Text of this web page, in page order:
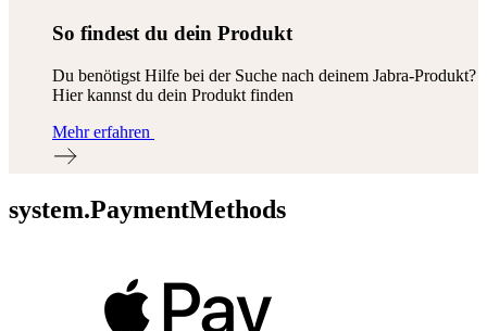
So findest du dein Produkt
Du benötigst Hilfe bei der Suche nach deinem Jabra-Produkt?
Hier kannst du dein Produkt finden
Mehr erfahren
system.PaymentMethods